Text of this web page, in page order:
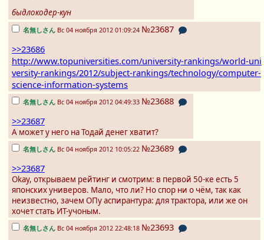
быдлокодер-кун
名無しさん Вс 04 ноября 2012 01:09:24 №23687
>>23686
http://www.topuniversities.com/university-rankings/world-uni
versity-rankings/2012/subject-rankings/technology/computer-
science-information-systems
名無しさん Вс 04 ноября 2012 04:49:33 №23688
>>23687
А может у него на Тодай денег хватит?
名無しさん Вс 04 ноября 2012 10:05:22 №23689
>>23687
Okay, открываем рейтинг и смотрим: в первой 50-ке есть 5
японских универов. Мало, что ли? Но спор ни о чём, так как
неизвестно, зачем ОПу аспирантура: для трактора, или же он
хочет стать ИТ-учоным.
名無しさん Вс 04 ноября 2012 22:48:18 №23693